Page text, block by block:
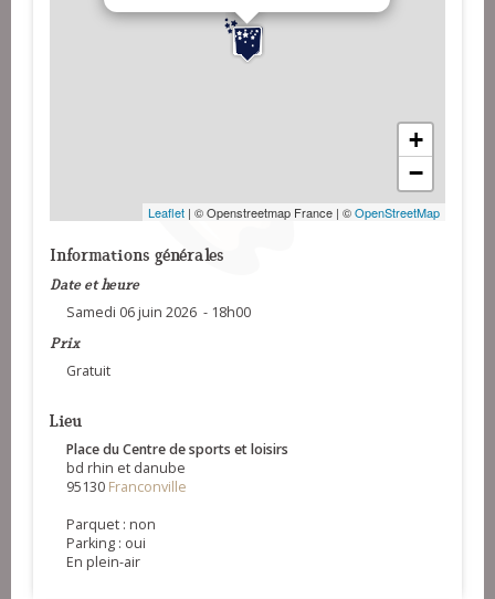
+
−
Leaflet | © Openstreetmap France | ©OpenStreetMap
Informations générales
Date et heure
Samedi 06 juin 2026 - 18h00
Prix
Gratuit
Lieu
Place du Centre de sports et loisirs
bd rhin et danube
95130 Franconville
Parquet : non
Parking : oui
En plein-air